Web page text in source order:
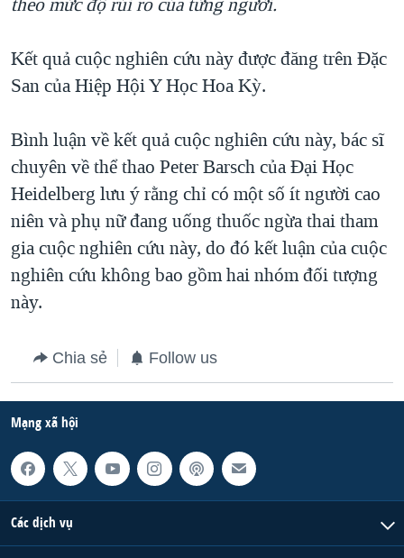
Kết quả cuộc nghiên cứu này được đăng trên Đặc
San của Hiệp Hội Y Học Hoa Kỳ.
Bình luận về kết quả cuộc nghiên cứu này, bác sĩ
chuyên về thể thao Peter Barsch của Đại Học
Heidelberg lưu ý rằng chỉ có một số ít người cao
niên và phụ nữ đang uống thuốc ngừa thai tham
gia cuộc nghiên cứu này, do đó kết luận của cuộc
nghiên cứu không bao gồm hai nhóm đối tượng
này.
Chia sẻ Follow us
Mạng xã hội
Các dịch vụ